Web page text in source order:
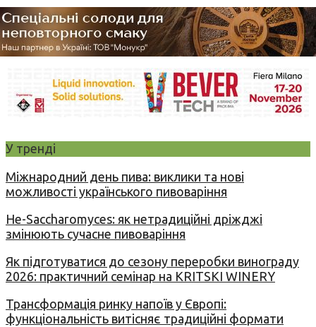
У тренді
Міжнародний день пива: виклики та нові
можливості українського пивоваріння
Не-Saccharomyces: як нетрадиційні дріжджі
змінюють сучасне пивоваріння
Як підготуватися до сезону переробки винограду
2026: практичний семінар на KRITSKI WINERY
Трансформація ринку напоїв у Європі:
функціональність витісняє традиційні формати